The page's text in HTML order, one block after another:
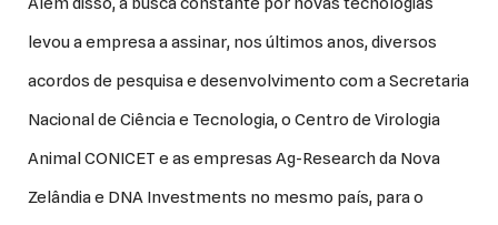
levou a empresa a assinar, nos últimos anos, diversos
acordos de pesquisa e desenvolvimento com a Secretaria
Nacional de Ciência e Tecnologia, o Centro de Virologia
Animal CONICET e as empresas Ag-Research da Nova
Zelândia e DNA Investments no mesmo país, para o